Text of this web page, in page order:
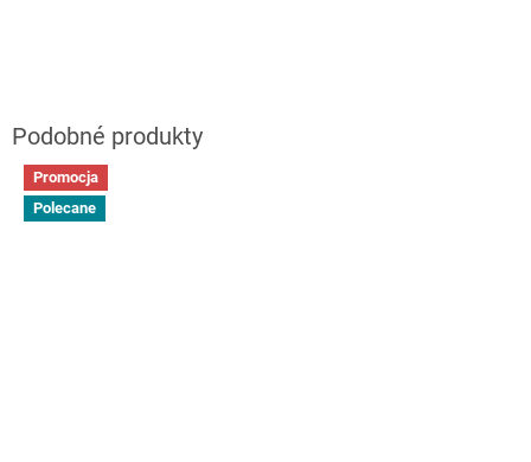
Promocja
Polecane